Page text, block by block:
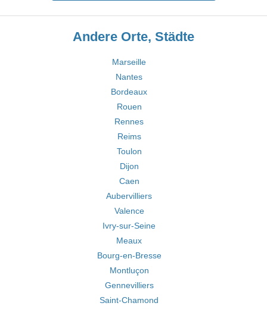
Andere Orte, Städte
Marseille
Nantes
Bordeaux
Rouen
Rennes
Reims
Toulon
Dijon
Caen
Aubervilliers
Valence
Ivry-sur-Seine
Meaux
Bourg-en-Bresse
Montluçon
Gennevilliers
Saint-Chamond